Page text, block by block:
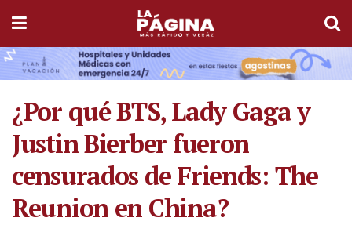
¿Por qué BTS, Lady Gaga y
Justin Bierber fueron
censurados de Friends: The
Reunion en China?